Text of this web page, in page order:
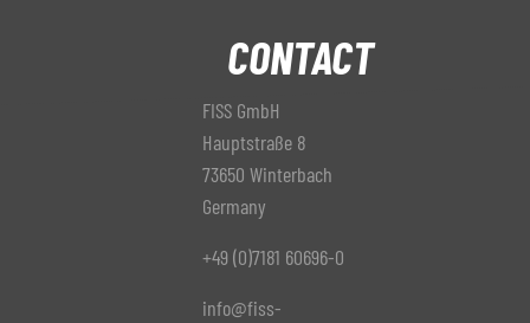
CONTACT
FISS GmbH
Hauptstraße 8
73650 Winterbach
Germany
+49 (0)7181 60696-0
info@fiss-